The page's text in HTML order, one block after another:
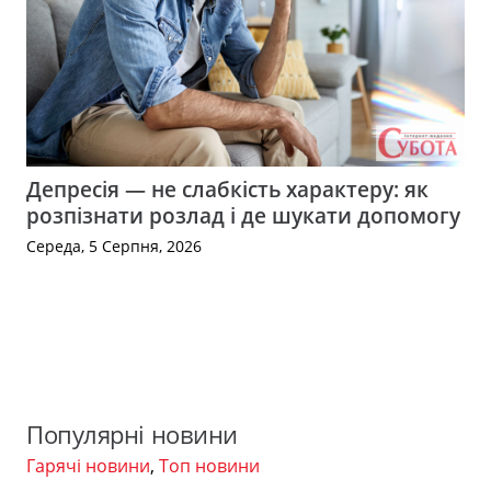
Депресія — не слабкість характеру: як
розпізнати розлад і де шукати допомогу
Середа, 5 Серпня, 2026
Популярні новини
Гарячі новини, Топ новини